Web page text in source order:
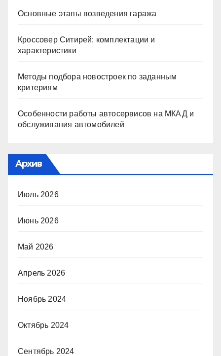
Основные этапы возведения гаража
Кроссовер Ситирей: комплектации и
характеристики
Методы подбора новостроек по заданным
критериям
Особенности работы автосервисов на МКАД и
обслуживания автомобилей
Архив
Июль 2026
Июнь 2026
Май 2026
Апрель 2026
Ноябрь 2024
Октябрь 2024
Сентябрь 2024